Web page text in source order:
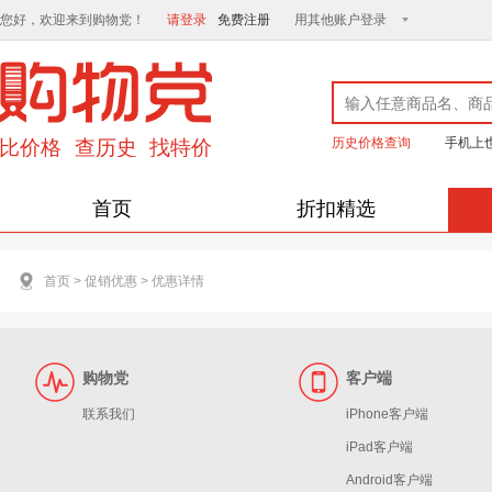
您好，欢迎来到购物党！ 请登录 免费注册 用其他账户登录
历史价格查询 手机上
首页 折扣精选
首页 > 促销优惠 > 优惠详情
购物党
联系我们
客户端
iPhone客户端
iPad客户端
Android客户端